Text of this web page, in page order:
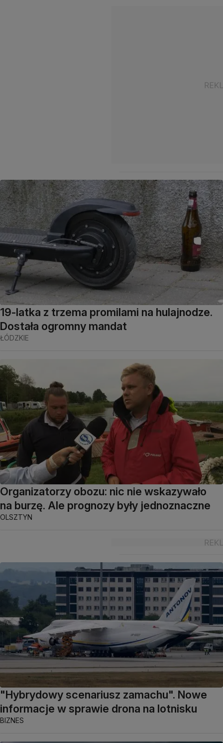
19-latka z trzema promilami na hulajnodze.
Dostała ogromny mandat
ŁÓDZKIE
Organizatorzy obozu: nic nie wskazywało
na burzę. Ale prognozy były jednoznaczne
OLSZTYN
"Hybrydowy scenariusz zamachu". Nowe
informacje w sprawie drona na lotnisku
BIZNES